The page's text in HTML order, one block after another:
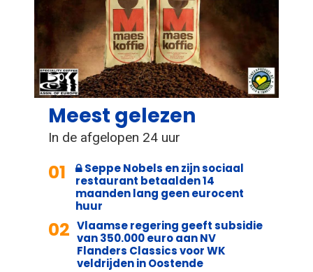
Meest gelezen
In de afgelopen 24 uur
01
Seppe Nobels en zijn sociaal
restaurant betaalden 14
maanden lang geen eurocent
huur
02 Vlaamse regering geeft subsidie
van 350.000 euro aan NV
Flanders Classics voor WK
veldrijden in Oostende